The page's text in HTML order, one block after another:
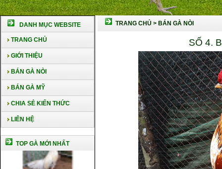
DANH MỤC WEBSITE
TRANG CHỦ
GIỚI THIỆU
BÁN GÀ NÒI
BÁN GÀ MỸ
CHIA SẺ KIẾN THỨC
LIÊN HỆ
TOP GÀ MỚI NHẤT
TRANG CHỦ > BÁN GÀ NÒI
SỐ 4.